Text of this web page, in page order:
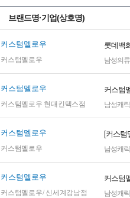
브랜드명·기업(상호명)
커스텀멜로우
커스텀멜로우
롯데백
남성의류
커스텀멜로우
커스텀멜로우 현대킨텍스점
커스텀
남성캐
커스텀멜로우
커스텀멜로우
[커스텀
남성캐
커스텀멜로우
커스텀멜로우/ 신세계강남점
커스텀
남성캐